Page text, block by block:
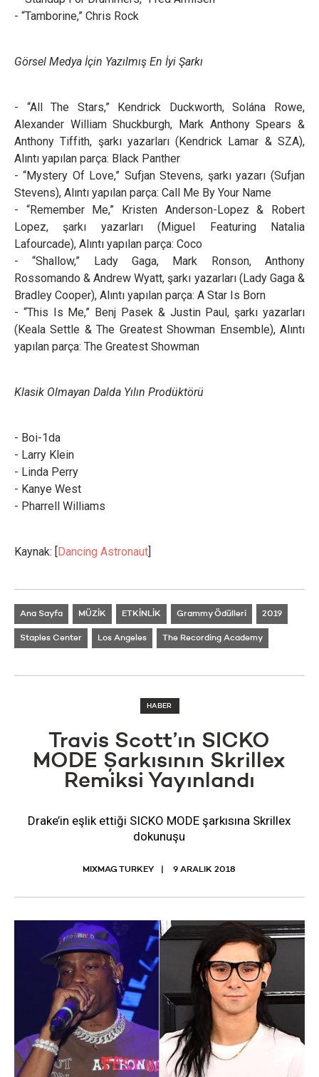
- “Tamborine,” Chris Rock
Görsel Medya İçin Yazılmış En İyi Şarkı
- “All The Stars,” Kendrick Duckworth, Solána Rowe,
Alexander William Shuckburgh, Mark Anthony Spears &
Anthony Tiffith, şarkı yazarları (Kendrick Lamar & SZA),
Alıntı yapılan parça: Black Panther
- “Mystery Of Love,” Sufjan Stevens, şarkı yazarı (Sufjan
Stevens), Alıntı yapılan parça: Call Me By Your Name
- “Remember Me,” Kristen Anderson-Lopez & Robert
Lopez, şarkı yazarları (Miguel Featuring Natalia
Lafourcade), Alıntı yapılan parça: Coco
- “Shallow,” Lady Gaga, Mark Ronson, Anthony
Rossomando & Andrew Wyatt, şarkı yazarları (Lady Gaga &
Bradley Cooper), Alıntı yapılan parça: A Star Is Born
- “This Is Me,” Benj Pasek & Justin Paul, şarkı yazarları
(Keala Settle & The Greatest Showman Ensemble), Alıntı
yapılan parça: The Greatest Showman
Klasik Olmayan Dalda Yılın Prodüktörü
- Boi-1da
- Larry Klein
- Linda Perry
- Kanye West
- Pharrell Williams
Kaynak: [Dancing Astronaut]
Ana Sayfa MÜZİK ETKİNLİK Grammy Ödülleri 2019
Staples Center Los Angeles The Recording Academy
HABER
Travis Scott’ın SICKO
MODE Şarkısının Skrillex
Remiksi Yayınlandı
Drake’in eşlik ettiği SICKO MODE şarkısına Skrillex
dokunuşu
MIXMAG TURKEY 9 ARALIK 2018